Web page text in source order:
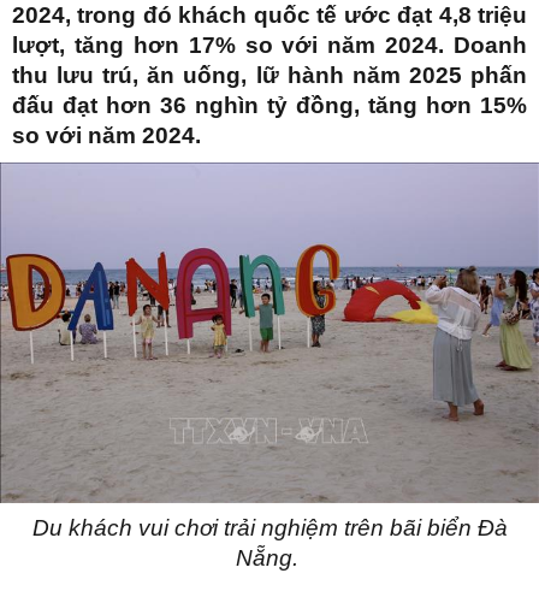
2024, trong đó khách quốc tế ước đạt 4,8 triệu
lượt, tăng hơn 17% so với năm 2024. Doanh
thu lưu trú, ăn uống, lữ hành năm 2025 phấn
đấu đạt hơn 36 nghìn tỷ đồng, tăng hơn 15%
so với năm 2024.
Du khách vui chơi trải nghiệm trên bãi biển Đà
Nẵng.